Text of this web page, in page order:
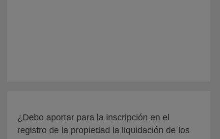
¿Debo aportar para la inscripción en el
registro de la propiedad la liquidación de los